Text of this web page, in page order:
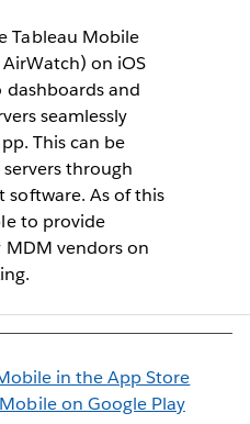
Tableau Mobile
on iOS
dashboards and
seamlessly
This can be
through
software. As of this
to provide
vendors on